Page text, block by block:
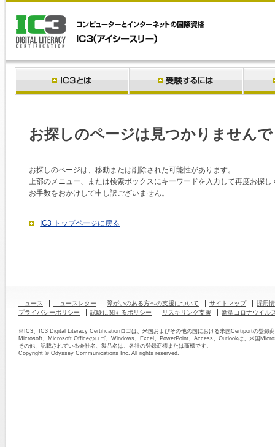
お探しのページは見つかりません
お探しのページは、移動または削除された可能性があります。
上部のメニュー、または検索ボックスにキーワードを入力して再度お探し
お手数をおかけして申し訳ございません。
IC3 トップページに戻る
ニュース ニュースレター 障がいのある方への支援について サイトマップ
採用
プライバシーポリシー
試験に関するポリシー リスキリング支援 新型コロナウイル
※IC3、IC3 Digital Literacy Certificationロゴは、米国およびその他の国における米国Certiportの登録
Microsoft、Microsoft Officeのロゴ、Windows、Excel、PowerPoint、Access、Outlookは、米国
その他、記載されている会社名、製品名は、各社の登録商標または商標です。
Copyright © Odyssey Communications Inc. All rights reserved.